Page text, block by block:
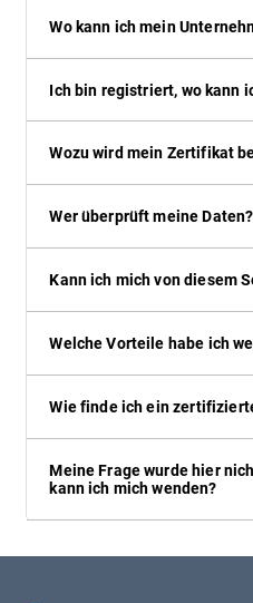
Wo kann ich mein
Ich bin registriert, wo kann
Wozu wird mein Zertifikat
Wer überprüft meine Daten?
Kann ich mich von diesem
Welche Vorteile habe ich
Wie finde ich ein
Meine Frage wurde hier
kann ich mich wenden?